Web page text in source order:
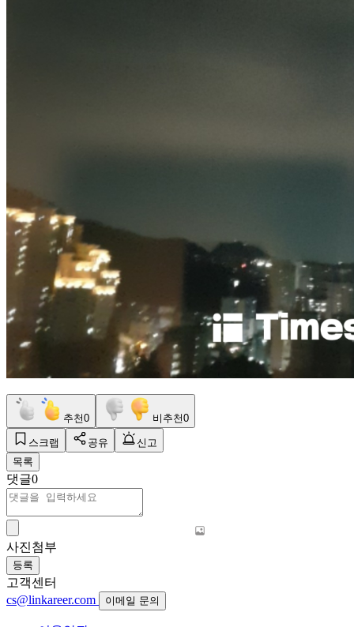
추천0 비추천0
스크랩 공유
신고
목록
댓글0
사진첨부
등록
고객센터
cs@linkareer.com
이메일 문의